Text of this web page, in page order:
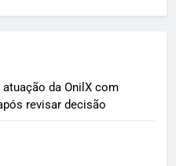
da OnilX com
revisar decisão